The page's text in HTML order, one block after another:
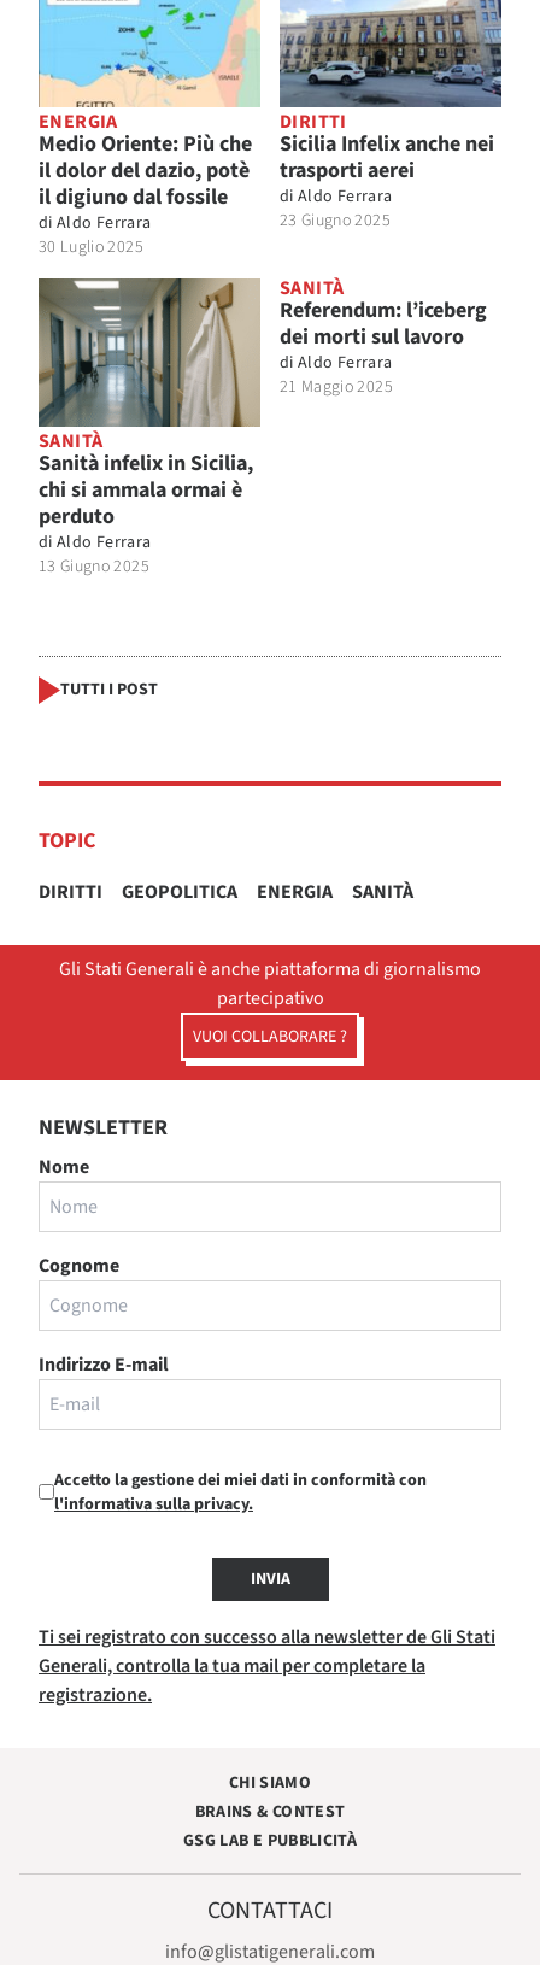
ENERGIA
Medio Oriente: Più che
il dolor del dazio, potè
il digiuno dal fossile
di Aldo Ferrara
30 Luglio 2025
DIRITTI
Sicilia Infelix anche nei
trasporti aerei
di Aldo Ferrara
23 Giugno 2025
SANITÀ
Sanità infelix in Sicilia,
chi si ammala ormai è
perduto
di Aldo Ferrara
13 Giugno 2025
SANITÀ
Referendum: l’iceberg
dei morti sul lavoro
di Aldo Ferrara
21 Maggio 2025
TUTTI I POST
TOPIC
DIRITTI GEOPOLITICA ENERGIA SANITÀ
Gli Stati Generali è anche piattaforma di giornalismo
partecipativo
VUOI COLLABORARE ?
NEWSLETTER
Nome
Cognome
Indirizzo E-mail
Accetto la gestione dei miei dati in conformità con
l'informativa sulla privacy.
INVIA
Ti sei registrato con successo alla newsletter de Gli Stati
Generali, controlla la tua mail per completare la
registrazione.
CHI SIAMO
BRAINS & CONTEST
GSG LAB E PUBBLICITÀ
CONTATTACI
info@glistatigenerali.com